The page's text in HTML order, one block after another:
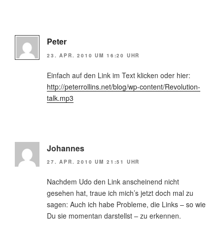
Peter
23. APR. 2010 UM 16:20 UHR
Einfach auf den Link im Text klicken oder hier:
http://peterrollins.net/blog/wp-content/Revolution-
talk.mp3
Johannes
27. APR. 2010 UM 21:51 UHR
Nachdem Udo den Link anscheinend nicht
gesehen hat, traue ich mich’s jetzt doch mal zu
sagen: Auch ich habe Probleme, die Links – so wie
Du sie momentan darstellst – zu erkennen.